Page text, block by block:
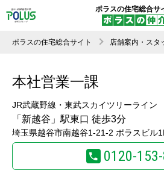
ポラスの住宅総合サ
ポラスの住宅総合サイト 店舗案内・スタ
本社営業一課
JR武蔵野線・東武スカイツリーライン
「新越谷」駅東口 徒歩3分
埼玉県越谷市南越谷1-21-2 ポラスビル
0120-